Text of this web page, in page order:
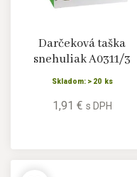
Darčeková taška
snehuliak A0311/3
Skladom: > 20 ks
1,91 € s DPH